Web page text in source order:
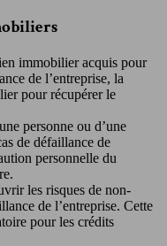
immobilier acquis pour
de l’entreprise, la
pour récupérer le
personne ou d’une
de défaillance de
personnelle du
les risques de non-
de l’entreprise. Cette
pour les crédits